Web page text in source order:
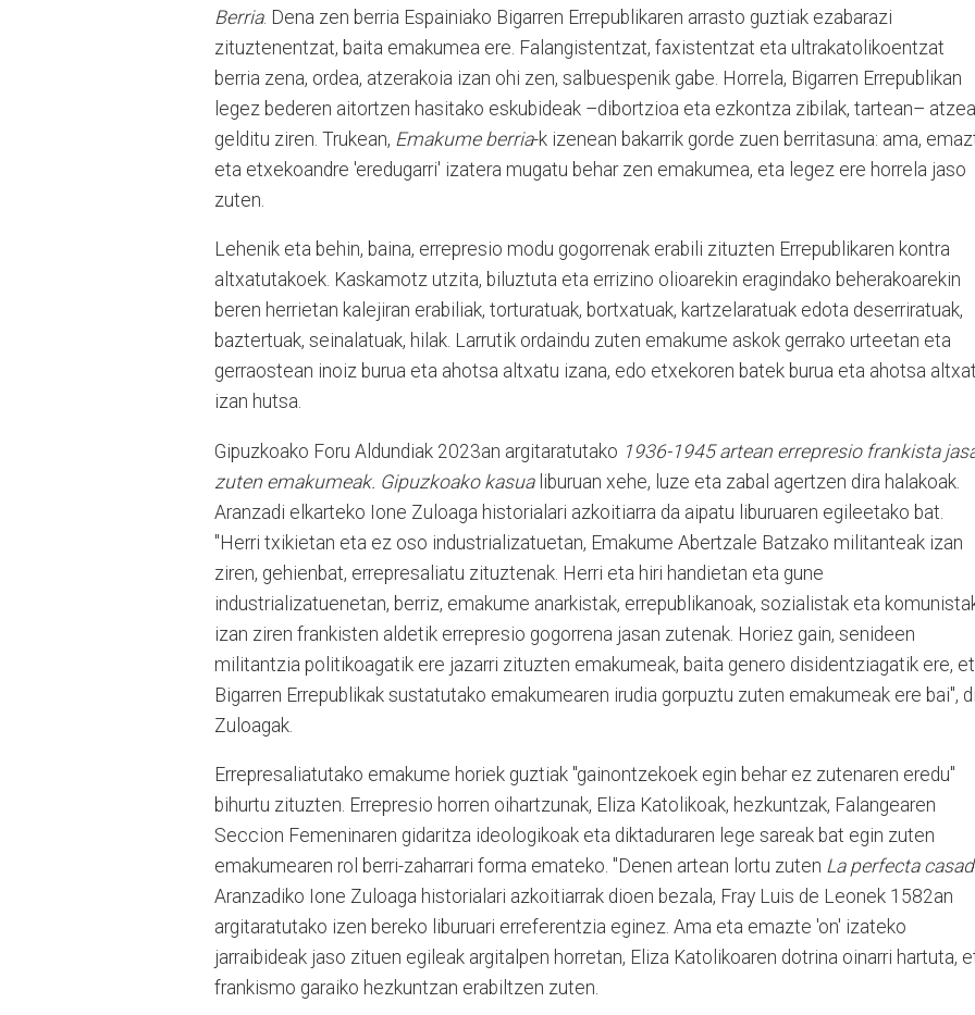
Berria. Dena zen berria Espainiako Bigarren Errepublikaren arrasto guztiak ezabarazi
zituztenentzat, baita emakumea ere. Falangistentzat, faxistentzat eta ultrakatolikoentzat
berria zena, ordea, atzerakoia izan ohi zen, salbuespenik gabe. Horrela, Bigarren Errepublikan
legez bederen aitortzen hasitako eskubideak –dibortzioa eta ezkontza zibilak, tartean–
gelditu ziren. Trukean, Emakume berria-k izenean bakarrik gorde zuen berritasuna: ama,
eta etxekoandre 'eredugarri' izatera mugatu behar zen emakumea, eta legez ere horrela jaso
zuten.
Lehenik eta behin, baina, errepresio modu gogorrenak erabili zituzten Errepublikaren kontra
altxatutakoek. Kaskamotz utzita, biluztuta eta errizino olioarekin eragindako beherakoarekin
beren herrietan kalejiran erabiliak, torturatuak, bortxatuak, kartzelaratuak edota deserriratuak,
baztertuak, seinalatuak, hilak. Larrutik ordaindu zuten emakume askok gerrako urteetan eta
gerraostean inoiz burua eta ahotsa altxatu izana, edo etxekoren batek burua eta ahotsa
izan hutsa.
Gipuzkoako Foru Aldundiak 2023an argitaratutako 1936-1945 artean errepresio frankista
zuten emakumeak. Gipuzkoako kasualiburuan xehe, luze eta zabal agertzen dira halakoak.
Aranzadi elkarteko Ione Zuloaga historialari azkoitiarra da aipatu liburuaren egileetako bat.
"Herri txikietan eta ez oso industrializatuetan, Emakume Abertzale Batzako militanteak izan
ziren, gehienbat, errepresaliatu zituztenak. Herri eta hiri handietan eta gune
industrializatuenetan, berriz, emakume anarkistak, errepublikanoak, sozialistak eta
izan ziren frankisten aldetik errepresio gogorrena jasan zutenak. Horiez gain, senideen
militantzia politikoagatik ere jazarri zituzten emakumeak, baita genero disidentziagatik ere,
Bigarren Errepublikak sustatutako emakumearen irudia gorpuztu zuten emakumeak ere bai",
Zuloagak.
Errepresaliatutako emakume horiek guztiak "gainontzekoek egin behar ez zutenaren eredu"
bihurtu zituzten. Errepresio horren oihartzunak, Eliza Katolikoak, hezkuntzak, Falangearen
Seccion Femeninaren gidaritza ideologikoak eta diktaduraren lege sareak bat egin zuten
emakumearen rol berri-zaharrari forma emateko. "Denen artean lortu zuten La perfecta
Aranzadiko Ione Zuloaga historialari azkoitiarrak dioen bezala, Fray Luis de Leonek 1582an
argitaratutako izen bereko liburuari erreferentzia eginez. Ama eta emazte 'on' izateko
jarraibideak jaso zituen egileak argitalpen horretan, Eliza Katolikoaren dotrina oinarri hartuta,
frankismo garaiko hezkuntzan erabiltzen zuten.